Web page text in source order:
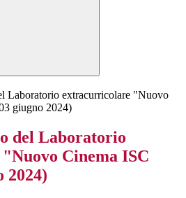
Laboratorio extracurricolare "Nuovo
giugno 2024)
del Laboratorio
Cinema ISC
2024)